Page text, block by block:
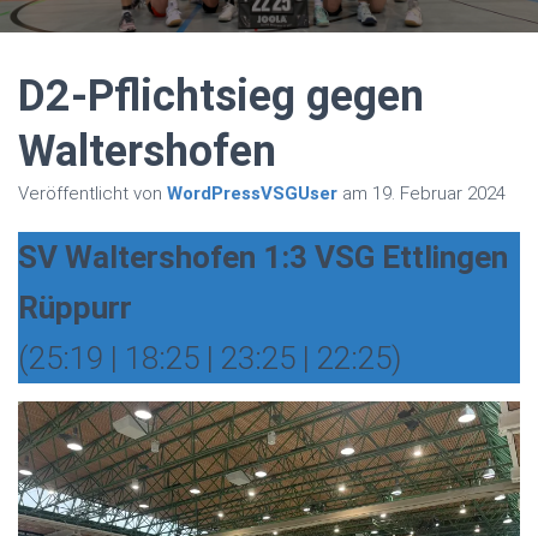
D2-Pflichtsieg gegen
Waltershofen
Veröffentlicht von WordPressVSGUser am 19. Februar 2024
SV Waltershofen 1:3 VSG Ettlingen
Rüppurr
(25:19 | 18:25 | 23:25 | 22:25)